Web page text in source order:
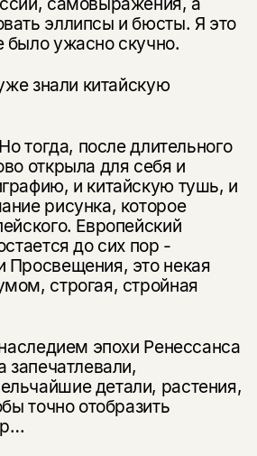
эллипсы и бюсты. Я это
ужасно скучно.
знали китайскую
тогда, после длительного
открыла для себя и
и китайскую тушь, и
рисунка, которое
Европейский
до сих пор -
Просвещения, это некая
строгая, стройная
эпохи Ренессанса
запечатлевали,
детали, растения,
точно отобразить